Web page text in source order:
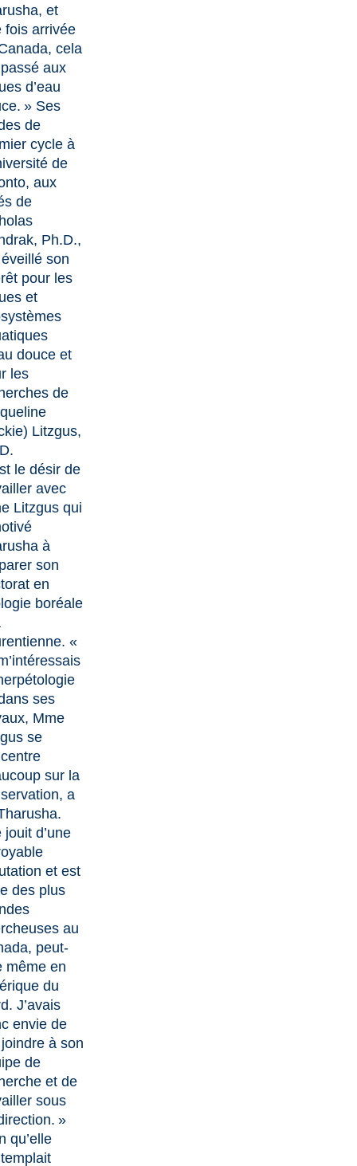
et
fois arrivée
cela
aux
d’eau
» Ses
de
cycle à
de
aux
de
Ph.D.,
son
pour les
et
douce et
les
de
Litzgus,
le désir de
avec
Litzgus qui
à
son
en
boréale
«
ses
Mme
se
sur la
a
jouit d’une
et est
des plus
au
peut-
même en
du
J’avais
envie de
à son
de
et de
sous
»
qu’elle